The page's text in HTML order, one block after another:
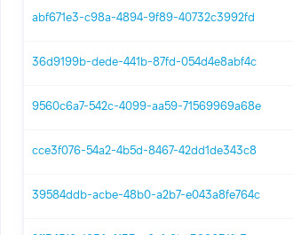
abf671e3-c98a-4894-9f89-40732c3992fd
36d9199b-dede-441b-87fd-054d4e8abf4c
9560c6a7-542c-4099-aa59-71569969a68e
cce3f076-54a2-4b5d-8467-42dd1de343c8
39584ddb-acbe-48b0-a2b7-e043a8fe764c